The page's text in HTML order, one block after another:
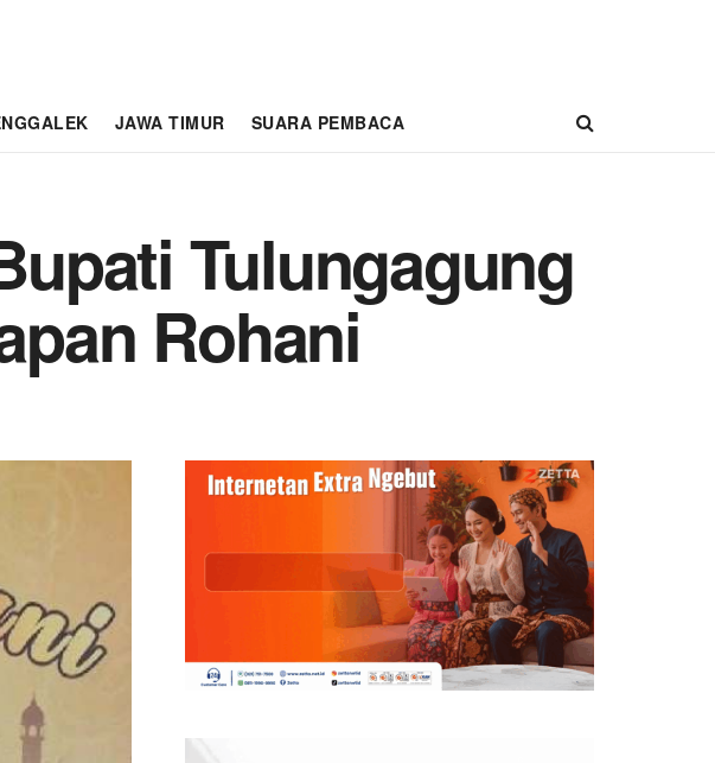
JAWA TIMUR SUARA PEMBACA
Tulungagung
Rohani